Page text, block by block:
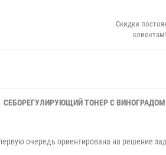
Скидки
клиентам!
СЕБОРЕГУЛИРУЮЩИЙ ТОНЕР С ВИНОГРАДОМ
очередь ориентирована на решение